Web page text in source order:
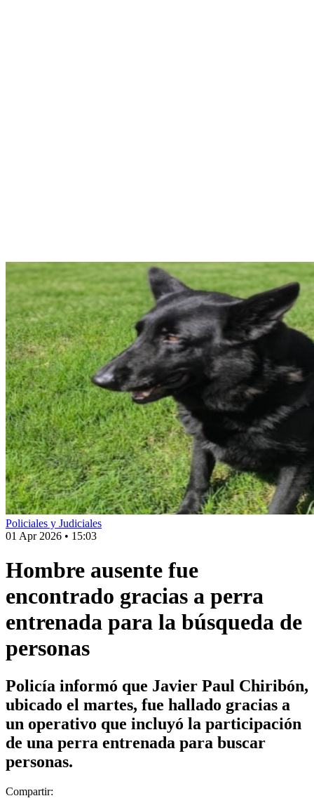
Policiales y Judiciales
01 Apr 2026 • 15:03
Hombre ausente fue
encontrado gracias a perra
entrenada para la búsqueda de
personas
Policía informó que Javier Paul Chiribón,
ubicado el martes, fue hallado gracias a
un operativo que incluyó la participación
de una perra entrenada para buscar
personas.
Compartir: